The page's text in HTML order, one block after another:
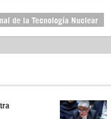
de la Tecnología Nuclear